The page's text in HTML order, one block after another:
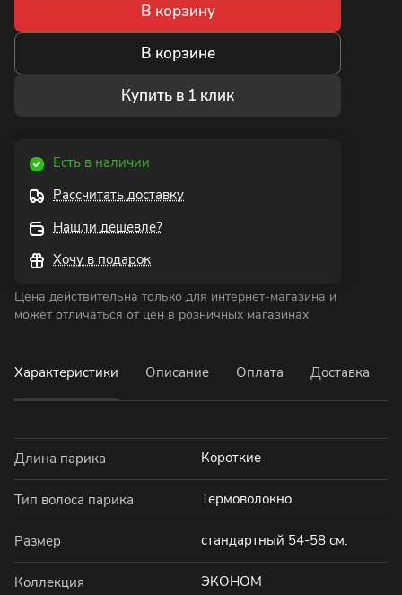
В корзину
В корзине
Купить в 1 клик
Есть в наличии
Рассчитать доставку
Нашли дешевле?
Хочу в подарок
Цена действительна только для интернет-магазина и
может отличаться от цен в розничных магазинах
Характеристики Описание Оплата Доставка
Длина парика Короткие
Тип волоса парика Термоволокно
Размер стандартный 54-58 см.
Коллекция ЭКОНОМ